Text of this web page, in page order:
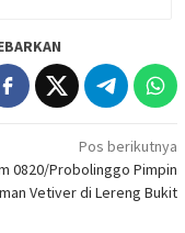
Pos berikutnya
0820/Probolinggo Pimpin
Vetiver di Lereng Bukit